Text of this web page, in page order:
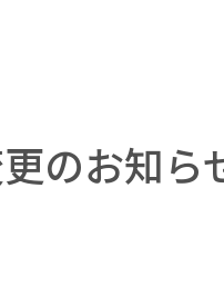
のお知